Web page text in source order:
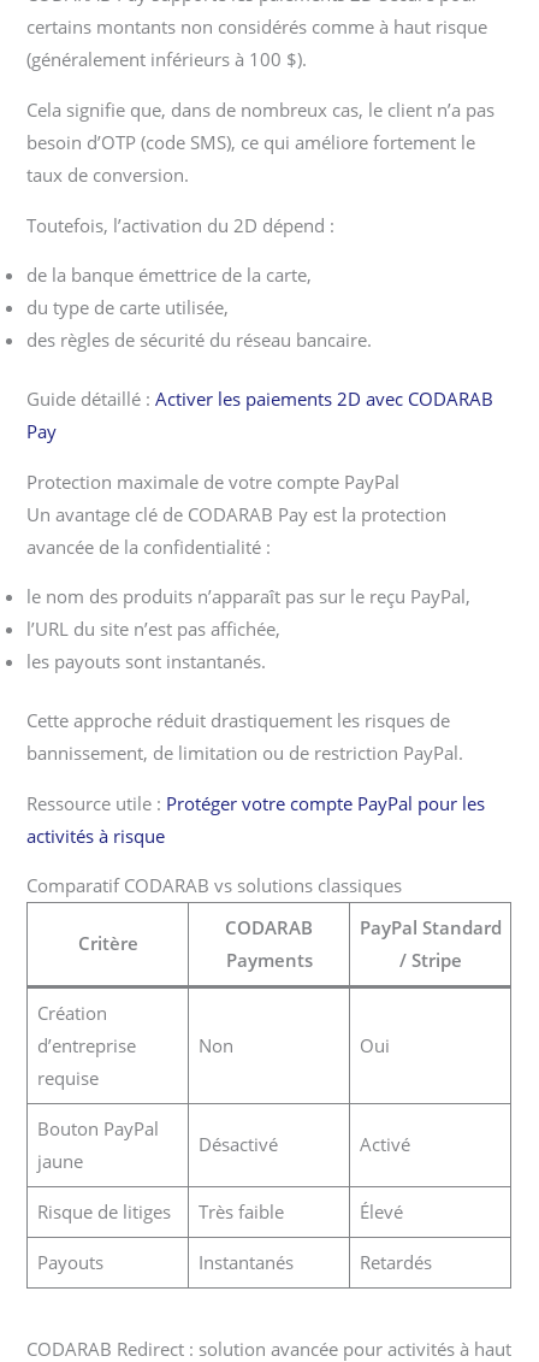
certains montants non considérés comme à haut risque
(généralement inférieurs à 100 $).
Cela signifie que, dans de nombreux cas, le client n’a pas
besoin d’OTP (code SMS), ce qui améliore fortement le
taux de conversion.
Toutefois, l’activation du 2D dépend :
de la banque émettrice de la carte,
du type de carte utilisée,
des règles de sécurité du réseau bancaire.
Guide détaillé :Activer les paiements 2D avec CODARAB
Pay
Protection maximale de votre compte PayPal
Un avantage clé de CODARAB Pay est la protection
avancée de la confidentialité :
le nom des produits n’apparaît pas sur le reçu PayPal,
l’URL du site n’est pas affichée,
les payouts sont instantanés.
Cette approche réduit drastiquement les risques de
bannissement, de limitation ou de restriction PayPal.
Ressource utile : Protéger votre compte PayPal pour les
activités à risque
Comparatif CODARAB vs solutions classiques
Critère
CODARAB
Payments
PayPal Standard
/ Stripe
Création
d’entreprise
requise
Non Oui
Bouton PayPal
jaune
Désactivé Activé
Risque de litiges Très faible Élevé
Payouts Instantanés Retardés
CODARAB Redirect : solution avancée pour activités à haut